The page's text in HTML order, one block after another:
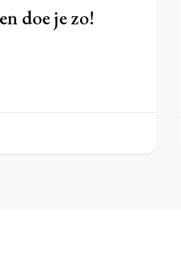
doe je zo!